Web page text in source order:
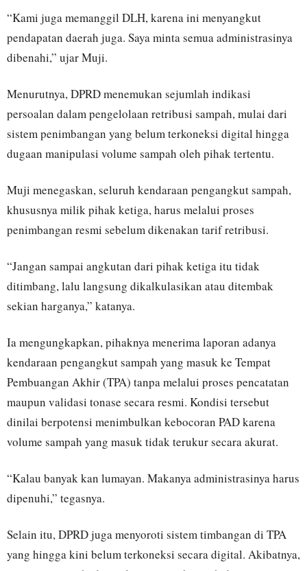
“Kami juga memanggil DLH, karena ini menyangkut
pendapatan daerah juga. Saya minta semua administrasinya
dibenahi,” ujar Muji.
Menurutnya, DPRD menemukan sejumlah indikasi
persoalan dalam pengelolaan retribusi sampah, mulai dari
sistem penimbangan yang belum terkoneksi digital hingga
dugaan manipulasi volume sampah oleh pihak tertentu.
Muji menegaskan, seluruh kendaraan pengangkut sampah,
khususnya milik pihak ketiga, harus melalui proses
penimbangan resmi sebelum dikenakan tarif retribusi.
“Jangan sampai angkutan dari pihak ketiga itu tidak
ditimbang, lalu langsung dikalkulasikan atau ditembak
sekian harganya,” katanya.
Ia mengungkapkan, pihaknya menerima laporan adanya
kendaraan pengangkut sampah yang masuk ke Tempat
Pembuangan Akhir (TPA) tanpa melalui proses pencatatan
maupun validasi tonase secara resmi. Kondisi tersebut
dinilai berpotensi menimbulkan kebocoran PAD karena
volume sampah yang masuk tidak terukur secara akurat.
“Kalau banyak kan lumayan. Makanya administrasinya harus
dipenuhi,” tegasnya.
Selain itu, DPRD juga menyoroti sistem timbangan di TPA
yang hingga kini belum terkoneksi secara digital. Akibatnya,